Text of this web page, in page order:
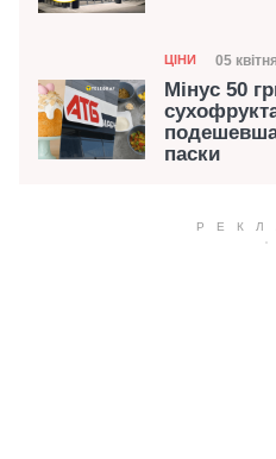
Категорія
ЦІНИ Дата
05
Мінус 50
паски